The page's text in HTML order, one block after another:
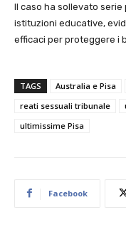
Il caso ha sollevato
istituzioni educative,
efficaci per proteggere i
TAGS Australia e Pisa
reati sessuali tribunale
ultimissime Pisa
Facebook